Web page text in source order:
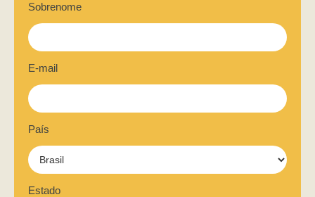
Sobrenome
E-mail
País
Estado